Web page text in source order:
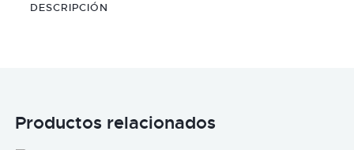
DESCRIPCIÓN
Productos relacionados